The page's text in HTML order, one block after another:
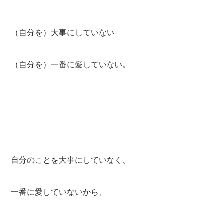
（自分を）大事にしていない
（自分を）一番に愛していない。
自分のことを大事にしていなく、
一番に愛していないから、